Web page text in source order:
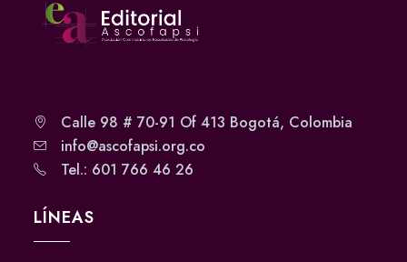
Calle 98 # 70-91 Of 413 Bogotá, Colombia
info@ascofapsi.org.co
Tel.: 601 766 46 26
LÍNEAS